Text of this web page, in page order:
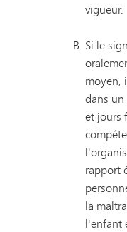
vigueur.
Si le
moyen,
dans un
et jours
rapport
la
l'enfant